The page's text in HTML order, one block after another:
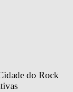
do Rock